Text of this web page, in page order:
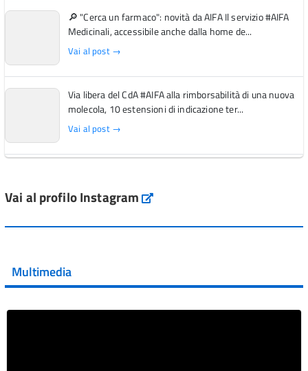
🔎 "Cerca un farmaco": novità da AIFA Il servizio #AIFA
Medicinali, accessibile anche dalla home de...
Vai al post →
Via libera del CdA #AIFA alla rimborsabilità di una nuova
molecola, 10 estensioni di indicazione ter...
Vai al post →
Vai al post →
Vai al post →
Vai al profilo Instagram Instagram
Multimedia